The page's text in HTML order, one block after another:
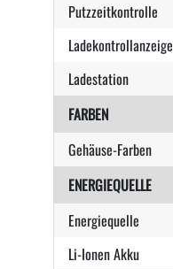
Putzzeitkontrolle
Ladekontrollanzeige
Ladestation
FARBEN
Gehäuse-Farben
ENERGIEQUELLE
Energiequelle
Li-Ionen Akku